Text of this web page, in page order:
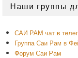
основной
Наши группы
САИ РАМ чат в
Группа Саи Рам в
Форум Саи Рам